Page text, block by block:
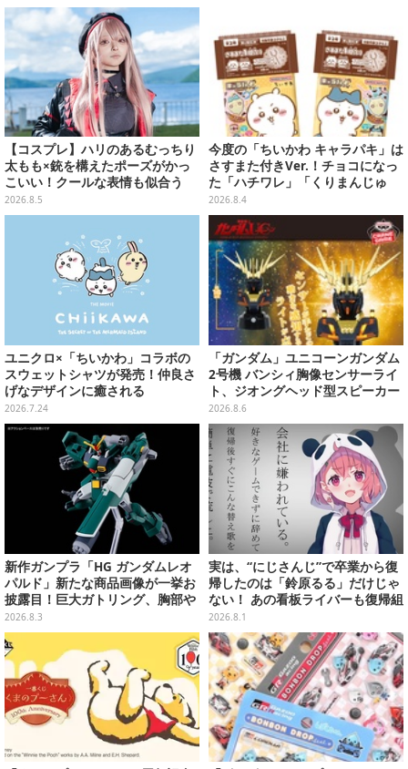
【コスプレ】ハリのあるむっちり
太もも×銃を構えたポーズがかっ
こいい！クールな表情も似合う
『NIKKE』ラピの美女レイヤーに
注目【写真7枚】
2026.8.5
今度の「ちいかわ キャラパキ」は
さすまた付きVer.！チョコになっ
た「ハチワレ」「くりまんじゅ
う」たちも可愛い全8種
2026.8.4
ユニクロ×「ちいかわ」コラボの
スウェットシャツが発売！仲良さ
げなデザインに癒される
2026.7.24
「ガンダム」ユニコーンガンダム
2号機 バンシィ胸像センサーライ
ト、ジオングヘッド型スピーカー
が順次プライズ展開！
2026.8.6
新作ガンプラ「HG ガンダムレオ
パルド」新たな商品画像が一挙お
披露目！巨大ガトリング、胸部や
肩武装のハッチ展開までたっぷり
11枚
2026.8.3
実は、“にじさんじ”で卒業から復
帰したのは「鈴原るる」だけじゃ
ない！ あの看板ライバーも復帰組
って知ってた？【特集】
2026.8.1